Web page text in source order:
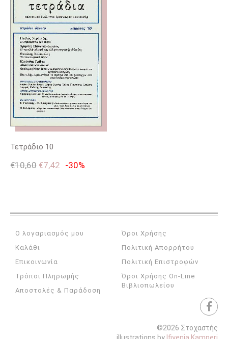
Τετράδιο 10
€10,60 €7,42 -30%
Ο λογαριασμός μου
Καλάθι
Επικοινωνία
Τρόποι Πληρωμής
Αποστολές & Παράδοση
Όροι Χρήσης
Πολιτική Απορρήτου
Πολιτική Επιστροφών
Όροι Χρήσης On-Line
Βιβλιοπωλείου
©2026 Στοχαστής